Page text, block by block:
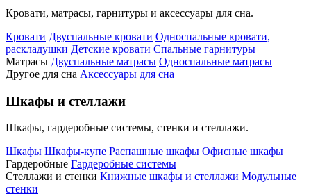
Кровати, матрасы, гарнитуры и аксессуары для сна.
Кровати Двуспальные кровати Односпальные кровати,
раскладушки Детские кровати Спальные гарнитуры
Матрасы Двуспальные матрасы Односпальные матрасы
Другое для сна Аксессуары для сна
Шкафы и стеллажи
Шкафы, гардеробные системы, стенки и стеллажи.
Шкафы Шкафы-купе Распашные шкафы Офисные шкафы
Гардеробные Гардеробные системы
Стеллажи и стенки Книжные шкафы и стеллажи Модульные
стенки